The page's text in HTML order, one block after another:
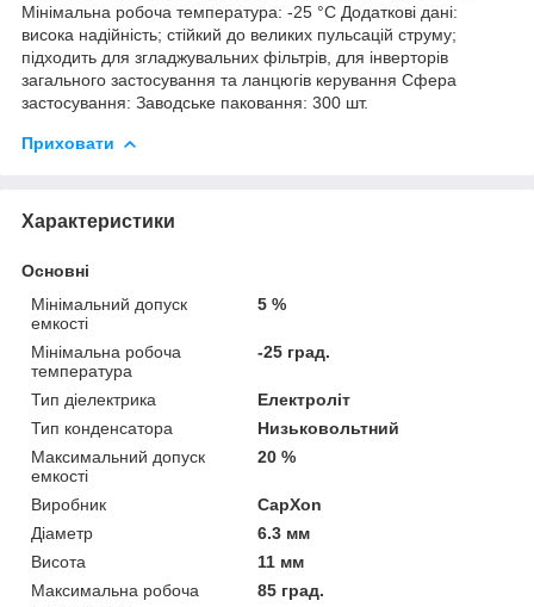
Мінімальна робоча температура: -25 °C Додаткові дані:
висока надійність; стійкий до великих пульсацій струму;
підходить для згладжувальних фільтрів, для інверторів
загального застосування та ланцюгів керування Сфера
застосування: Заводське паковання: 300 шт.
Приховати
Характеристики
Основні
Мінімальний допуск
емкості
5 %
Мінімальна робоча
температура
-25 град.
Тип діелектрика
Електроліт
Тип конденсатора
Низьковольтний
Максимальний допуск
емкості
20 %
Виробник
CapXon
Діаметр
6.3 мм
Висота
11 мм
Максимальна робоча
85 град.